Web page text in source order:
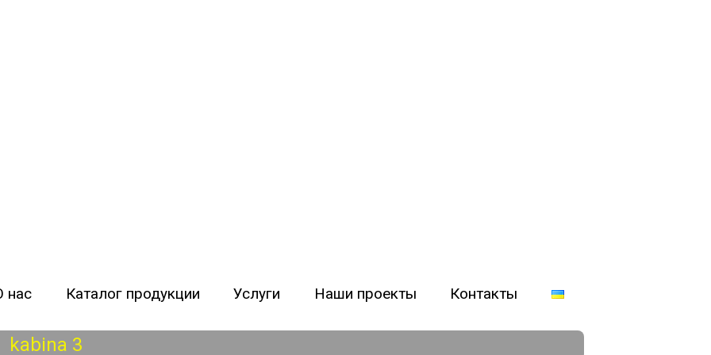
нас Каталог продукции Услуги Наши проекты Контакты
kabina 3